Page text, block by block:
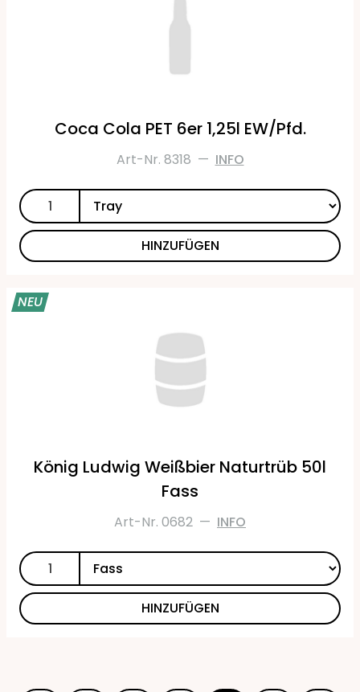
Coca Cola PET 6er 1,25l EW/Pfd.
Art-Nr. 8318 — INFO
HINZUFÜGEN
NEU
König Ludwig Weißbier Naturtrüb 50l
Fass
Art-Nr. 0682 — INFO
HINZUFÜGEN